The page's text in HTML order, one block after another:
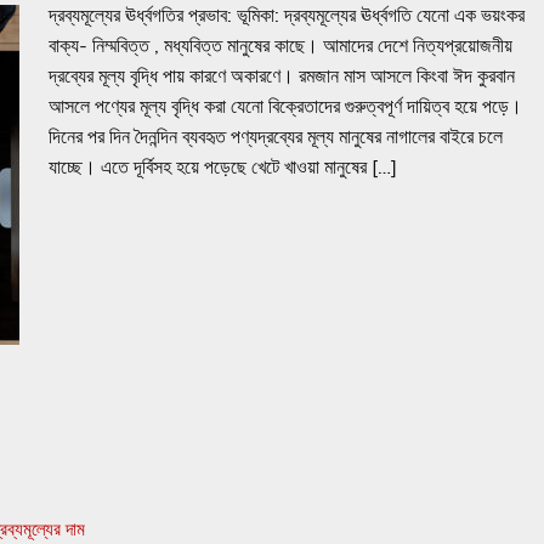
দ্রব্যমূল্যের ঊর্ধ্বগতির ‍প্রভাব: ভূমিকা: দ্রব্যমূল্যের ঊর্ধ্বগতি যেনো এক ভয়ংকর
বাক্য- নিম্মবিত্ত , মধ্যবিত্ত মানুষের কাছে। আমাদের দেশে নিত্যপ্রয়োজনীয়
দ্রব্যের মূল্য বৃদ্ধি পায় কারণে অকারণে। রমজান মাস আসলে কিংবা ঈদ কুরবান
আসলে পণ্যের মূল্য বৃদ্ধি করা যেনো বিক্রেতাদের গুরুত্বপূর্ণ দায়িত্ব হয়ে পড়ে।
দিনের পর দিন দৈনন্দিন ব্যবহৃত পণ্যদ্রব্যের মূল্য মানুষের নাগালের বাইরে চলে
যাচ্ছে। এতে দূর্বিসহ হয়ে পড়েছে খেটে খাওয়া মানুষের […]
দাম